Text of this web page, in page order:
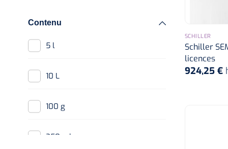
Contenu
5 l
10 L
100 g
250 ml
SCHILLER
Schiller
licences
924,25 €